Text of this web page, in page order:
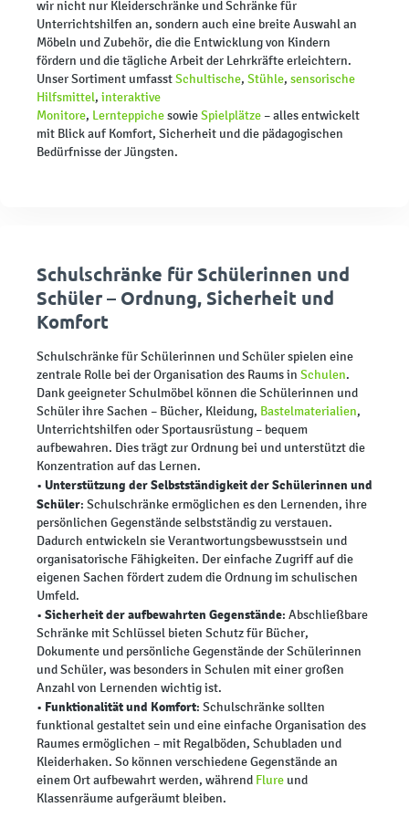
wir nicht nur Kleiderschränke und Schränke für
Unterrichtshilfen an, sondern auch eine breite Auswahl an
Möbeln und Zubehör, die die Entwicklung von Kindern
fördern und die tägliche Arbeit der Lehrkräfte erleichtern.
Unser Sortiment umfasstSchultische, Stühle, sensorische
Hilfsmittel, interaktive
Monitore, LernteppichesowieSpielplätze– alles entwickelt
mit Blick auf Komfort, Sicherheit und die pädagogischen
Bedürfnisse der Jüngsten.
Schulschränke für Schülerinnen und
Schüler – Ordnung, Sicherheit und
Komfort
Schulschränke für Schülerinnen und Schüler spielen eine
zentrale Rolle bei der Organisation des Raums in Schulen.
Dank geeigneter Schulmöbel können die Schülerinnen und
Schüler ihre Sachen – Bücher, Kleidung, Bastelmaterialien,
Unterrichtshilfen oder Sportausrüstung – bequem
aufbewahren. Dies trägt zur Ordnung bei und unterstützt die
Konzentration auf das Lernen.
• Unterstützung der Selbstständigkeit der Schülerinnen und
Schüler: Schulschränke ermöglichen es den Lernenden, ihre
persönlichen Gegenstände selbstständig zu verstauen.
Dadurch entwickeln sie Verantwortungsbewusstsein und
organisatorische Fähigkeiten. Der einfache Zugriff auf die
eigenen Sachen fördert zudem die Ordnung im schulischen
Umfeld.
• Sicherheit der aufbewahrten Gegenstände: Abschließbare
Schränke mit Schlüssel bieten Schutz für Bücher,
Dokumente und persönliche Gegenstände der Schülerinnen
und Schüler, was besonders in Schulen mit einer großen
Anzahl von Lernenden wichtig ist.
• Funktionalität und Komfort: Schulschränke sollten
funktional gestaltet sein und eine einfache Organisation des
Raumes ermöglichen – mit Regalböden, Schubladen und
Kleiderhaken. So können verschiedene Gegenstände an
einem Ort aufbewahrt werden, während Flure und
Klassenräume aufgeräumt bleiben.